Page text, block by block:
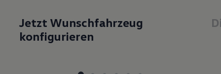
Jetzt Wunschfahrzeug
konfigurieren